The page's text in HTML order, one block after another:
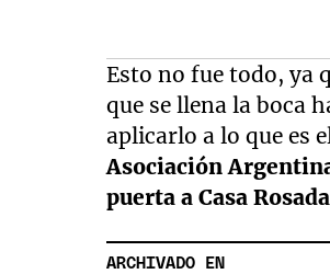
Esto no fue todo, ya
que se llena la boca
aplicarlo a lo que es
Asociación
puerta a Casa Rosada
ARCHIVADO EN